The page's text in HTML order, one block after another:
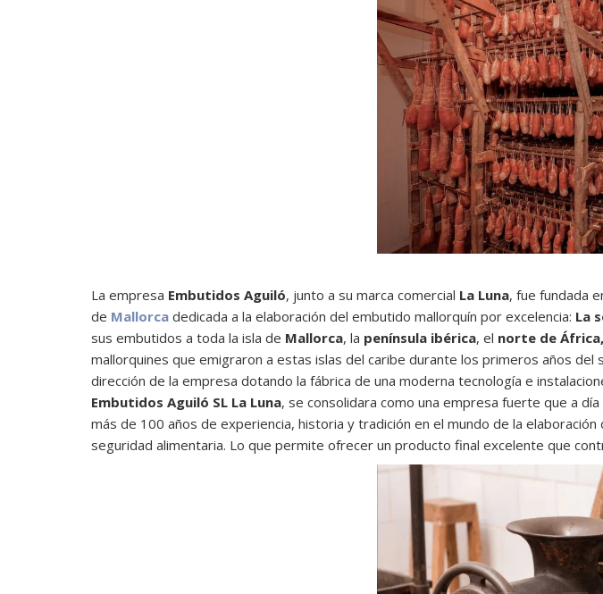
La empresa Embutidos Aguiló, junto a su marca comercial La Luna, fue fundada
de Mallorca dedicada a la elaboración del embutido mallorquín por excelencia: La
sus embutidos a toda la isla de Mallorca, la península ibérica, el norte de
mallorquines que emigraron a estas islas del caribe durante los primeros años del
dirección de la empresa dotando la fábrica de una moderna tecnología e
Embutidos Aguiló SL La Luna, se consolidara como una empresa fuerte que a
más de 100 años de experiencia, historia y tradición en el mundo de la
seguridad alimentaria. Lo que permite ofrecer un producto final excelente que